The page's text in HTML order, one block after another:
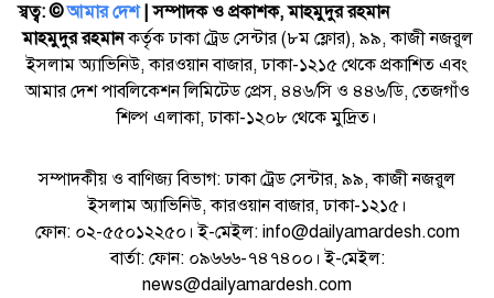
স্বত্ব: ©️আমার দেশ| সম্পাদক ও প্রকাশক, মাহমুদুর রহমান
মাহমুদুর রহমানকর্তৃক ঢাকা ট্রেড সেন্টার (৮ম ফ্লোর), ৯৯, কাজী নজরুল
ইসলাম অ্যাভিনিউ, কারওয়ান বাজার, ঢাকা-১২১৫ থেকে প্রকাশিত এবং
আমার দেশ পাবলিকেশন লিমিটেড প্রেস, ৪৪৬/সি ও ৪৪৬/ডি, তেজগাঁও
শিল্প এলাকা, ঢাকা-১২০৮ থেকে মুদ্রিত।
সম্পাদকীয় ও বাণিজ্য বিভাগ: ঢাকা ট্রেড সেন্টার, ৯৯, কাজী নজরুল
ইসলাম অ্যাভিনিউ, কারওয়ান বাজার, ঢাকা-১২১৫।
ফোন: ০২-৫৫০১২২৫০। ই-মেইল: info@dailyamardesh.com
বার্তা: ফোন: ০৯৬৬৬-৭৪৭৪০০। ই-মেইল:
news@dailyamardesh.com